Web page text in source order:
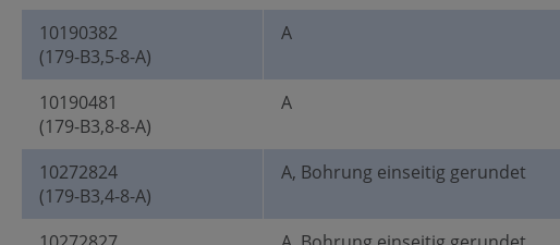
10190382
(179-B3,5-8-A)
A
10190481
(179-B3,8-8-A)
A
10272824
(179-B3,4-8-A)
A, Bohrung einseitig gerundet